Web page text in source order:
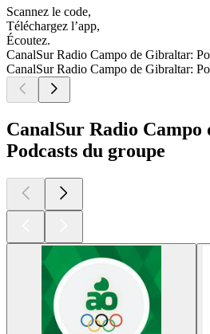
Scannez le code,
Téléchargez l’app,
Écoutez.
CanalSur Radio Campo de Gibraltar:
CanalSur Radio Campo de Gibraltar:
CanalSur Radio
Podcasts du groupe